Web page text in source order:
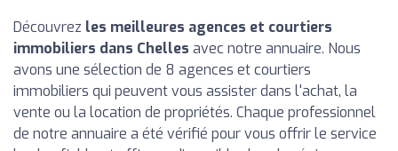
Découvrez les meilleures agences et courtiers
immobiliers dans Chelles avec notre annuaire. Nous
avons une sélection de 8 agences et courtiers
immobiliers qui peuvent vous assister dans l'achat, la
vente ou la location de propriétés. Chaque professionnel
de notre annuaire a été vérifié pour vous offrir le service